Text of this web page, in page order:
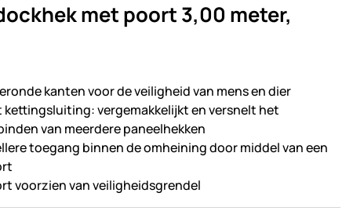
met poort 3,00 meter,
kanten voor de veiligheid van mens en dier
kettingsluiting: vergemakkelijkt en versnelt het
van meerdere paneelhekken
toegang binnen de omheining door middel van een
voorzien van veiligheidsgrendel